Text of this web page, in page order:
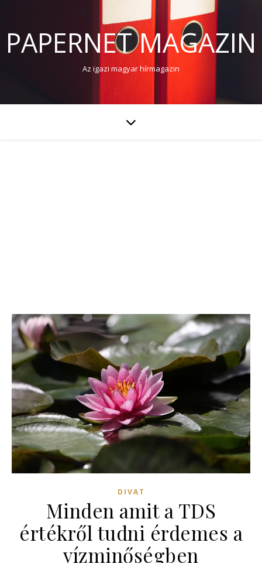
PAPERNET MAGAZIN
Az igazi magyar hírmagazin
DIVAT
Minden amit a TDS
értékről tudni érdemes a
vízminőségben